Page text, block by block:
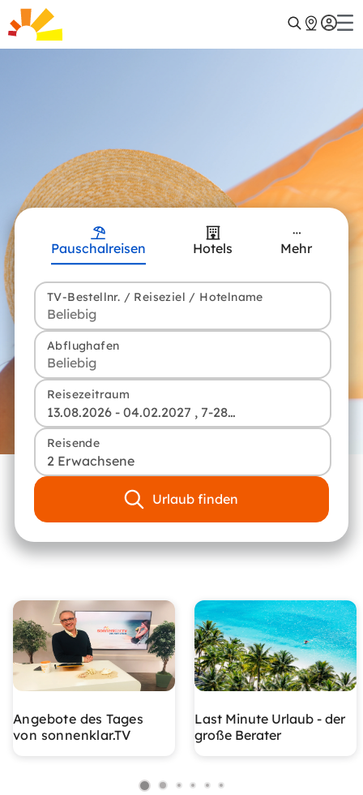
Pauschalreisen Hotels Mehr
TV-Bestellnr. / Reiseziel / Hotelname
Abflughafen
Reisezeitraum
13.08.2026 - 04.02.2027 , 7-28 Tage
Reisende
2 Erwachsene
Urlaub finden
Angebote des Tages
von sonnenklar.TV
Last Minute Urlaub - der
große Berater